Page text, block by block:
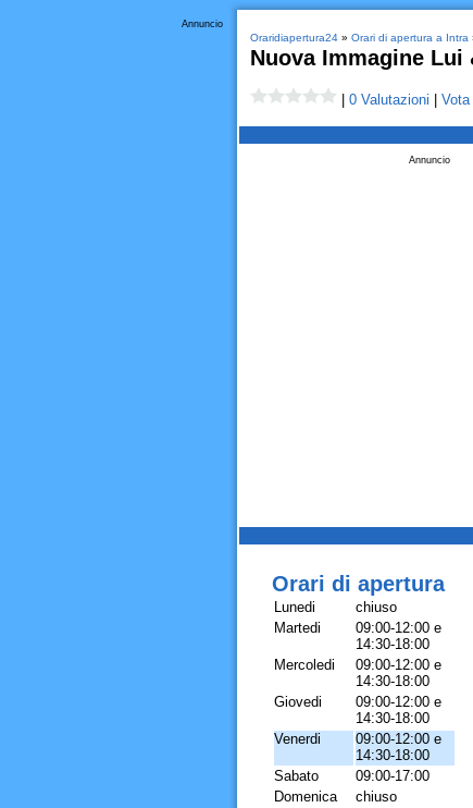
Annuncio
Oraridiapertura24» Orari di apertura a Intra
Nuova Immagine Lui
0 Valutazioni Vota
Annuncio
Orari di apertura
Lunedi
chiuso
Martedi
09:00-12:00 e
14:30-18:00
Mercoledi
09:00-12:00 e
14:30-18:00
Giovedi
09:00-12:00 e
14:30-18:00
Venerdi
09:00-12:00 e
14:30-18:00
Sabato
09:00-17:00
Domenica
chiuso